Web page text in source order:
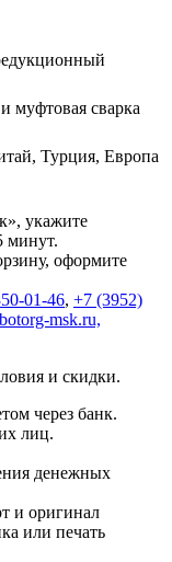
муфтовая сварка
Турция, Европа
укажите
минут.
оформите
01-46, +7 (3952)
msk.ru,
и скидки.
через банк.
лиц.
денежных
и оригинал
или печать